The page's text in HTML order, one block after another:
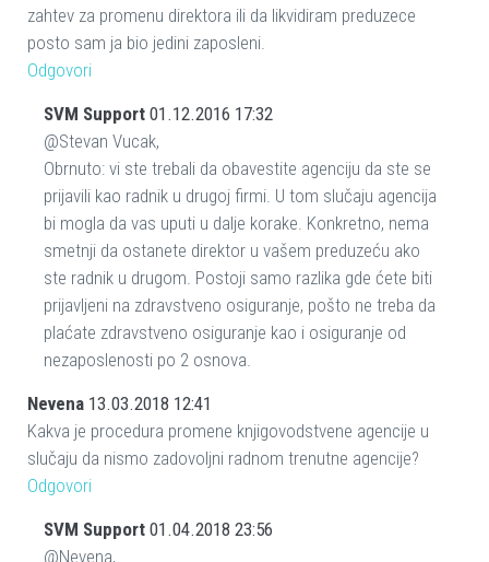
zahtev za promenu direktora ili da likvidiram preduzece
posto sam ja bio jedini zaposleni.
Odgovori
SVM Support 01.12.2016 17:32
@Stevan Vucak,
Obrnuto: vi ste trebali da obavestite agenciju da ste se
prijavili kao radnik u drugoj firmi. U tom slučaju agencija
bi mogla da vas uputi u dalje korake. Konkretno, nema
smetnji da ostanete direktor u vašem preduzeću ako
ste radnik u drugom. Postoji samo razlika gde ćete biti
prijavljeni na zdravstveno osiguranje, pošto ne treba da
plaćate zdravstveno osiguranje kao i osiguranje od
nezaposlenosti po 2 osnova.
Nevena 13.03.2018 12:41
Kakva je procedura promene knjigovodstvene agencije u
slučaju da nismo zadovoljni radnom trenutne agencije?
Odgovori
SVM Support 01.04.2018 23:56
@Nevena,